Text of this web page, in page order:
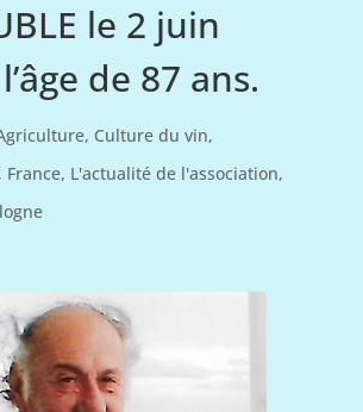
le 2 juin
de 87 ans.
, Culture du vin,
France, L'actualité de l'association,